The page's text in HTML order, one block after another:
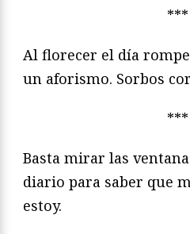
***
Al florecer el día
un aforismo. Sorbos
***
Basta mirar las
diario para saber que
estoy.